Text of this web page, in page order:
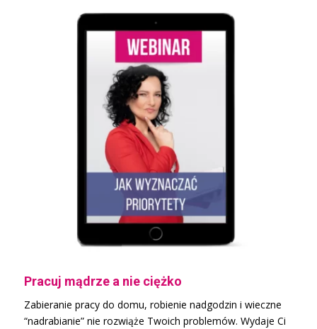
Pracuj mądrze a nie ciężko
Zabieranie pracy do domu, robienie nadgodzin i wieczne
“nadrabianie” nie rozwiąże Twoich problemów. Wydaje Ci